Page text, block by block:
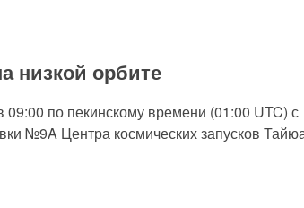
низкой орбите
09:00 по пекинскому времени (01:00 UTC) с
№9A Центра космических запусков